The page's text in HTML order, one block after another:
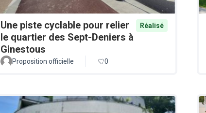
Une piste cyclable pour relier
le quartier des Sept-Deniers à
Ginestous
Réalisé
Proposition officielle 0